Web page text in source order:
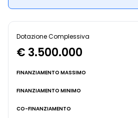
Dotazione Complessiva
€ 3.500.000
FINANZIAMENTO MASSIMO
FINANZIAMENTO MINIMO
CO-FINANZIAMENTO